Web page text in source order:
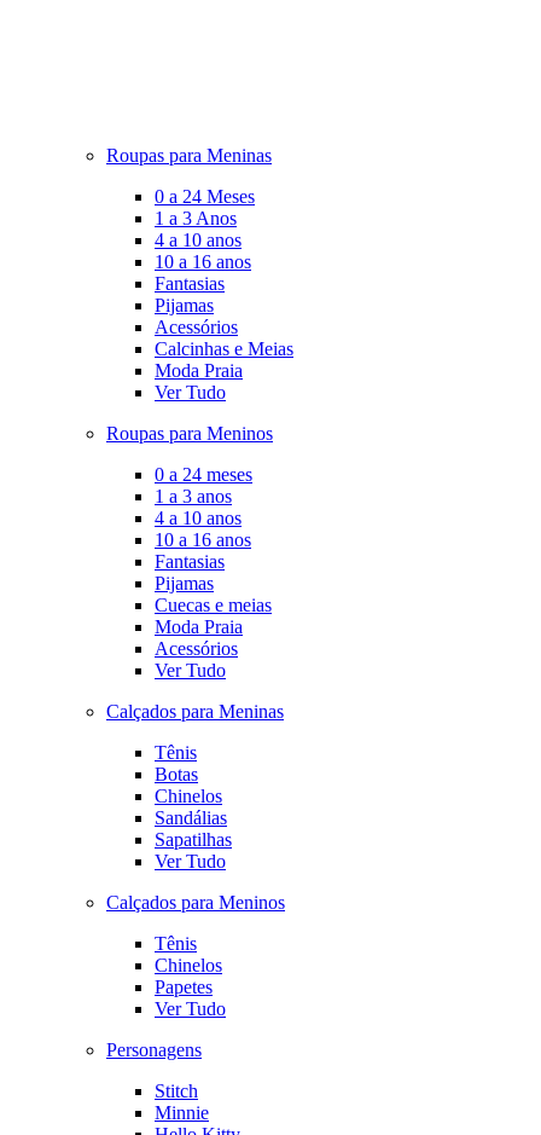
Roupas para Meninas
0 a 24 Meses
1 a 3 Anos
4 a 10 anos
10 a 16 anos
Fantasias
Pijamas
Acessórios
Calcinhas e Meias
Moda Praia
Ver Tudo
Roupas para Meninos
0 a 24 meses
1 a 3 anos
4 a 10 anos
10 a 16 anos
Fantasias
Pijamas
Cuecas e meias
Moda Praia
Acessórios
Ver Tudo
Calçados para Meninas
Tênis
Botas
Chinelos
Sandálias
Sapatilhas
Ver Tudo
Calçados para Meninos
Tênis
Chinelos
Papetes
Ver Tudo
Personagens
Stitch
Minnie